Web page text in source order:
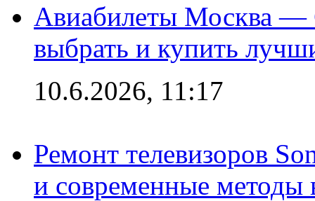
Авиабилеты Москва —
выбрать и купить
10.6.2026, 11:17
Ремонт телевизоров
и современные методы